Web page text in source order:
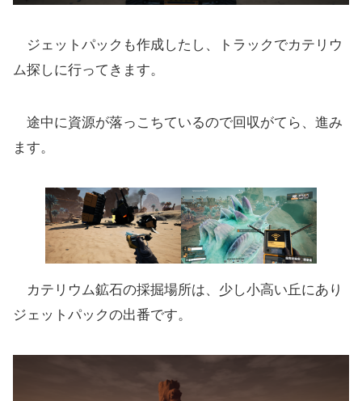
ジェットパックも作成したし、トラックでカテリウ
ム探しに行ってきます。
途中に資源が落っこちているので回収がてら、進み
ます。
カテリウム鉱石の採掘場所は、少し小高い丘にあり
ジェットパックの出番です。